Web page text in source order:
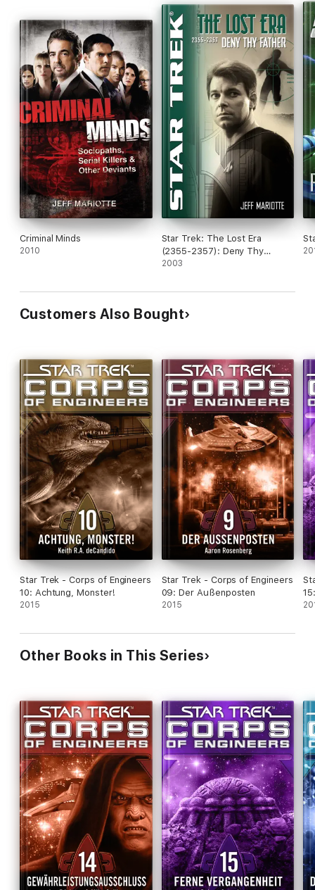
Criminal Minds
2010
Star Trek: The Lost Era
(2355-2357): Deny Thy
Father
2003
Customers Also Bought
Star Trek - Corps of Engineers
10: Achtung, Monster!
2015
Star Trek - Corps of Engineers
09: Der Außenposten
2015
Other Books in This Series